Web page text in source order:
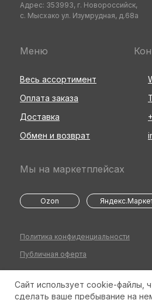
Адрес: 353993, г. Новороссийск,
с. Мысхако ул. Изумрудная, д.68а
©2026 Все права защищены
Политика конфиденциальности
Публичная оферта
Обмен и возврат
Доставка
Оплата заказа
Меню
Мы на маркетплейсах
Весь ассортимент
Ozon
Сайт использует cookie-файлы,
сделать ваше пребывание на